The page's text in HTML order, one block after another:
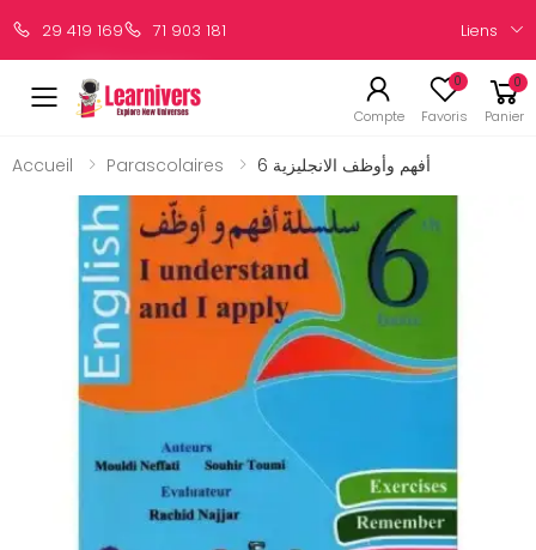
29 419 169 71 903 181 Liens
Compte
0
Favoris
0
Panier
Accueil Parascolaires أفهم وأوظف الانجليزية 6